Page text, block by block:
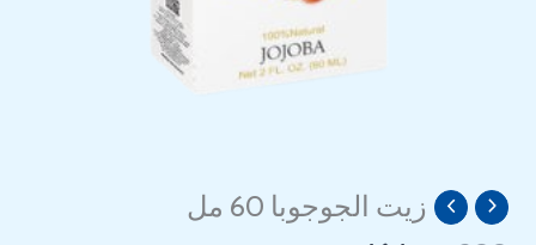
زيت الجوجوبا 60 مل
السعر
السعر
الحالي
كمية